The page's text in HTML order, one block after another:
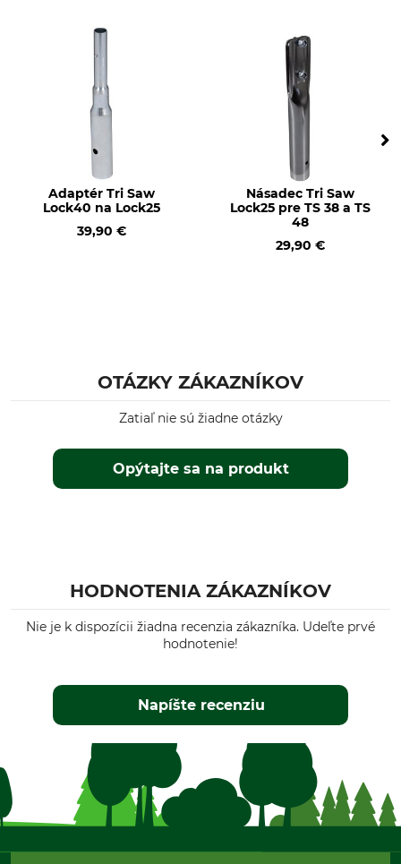
Adaptér Tri Saw
Lock40 na Lock25
39,90 €
Násadec Tri Saw
Lock25 pre TS 38 a TS
48
29,90 €
OTÁZKY ZÁKAZNÍKOV
Opýtajte sa na produkt
Zatiaľ nie sú žiadne otázky
HODNOTENIA ZÁKAZNÍKOV
Nie je k dispozícii žiadna recenzia zákazníka. Udeľte prvé
hodnotenie!
Napíšte recenziu